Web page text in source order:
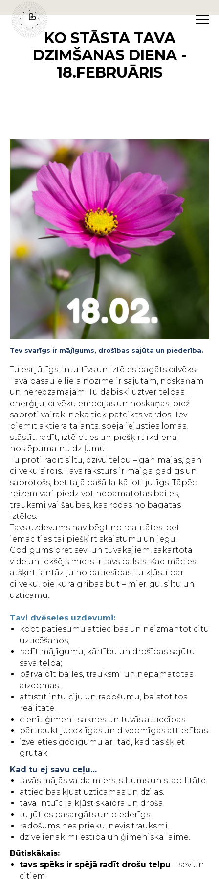
KO STĀSTA TAVA
DZIMŠANAS DIENA -
18.FEBRUĀRIS
Tev svarīgs ir mājīgums, drošības sajūta un piederība.
Tu esi jūtīgs, intuitīvs un iztēles bagāts cilvēks.
Tavā pasaulē liela nozīme ir sajūtām, noskaņām
un neredzamajam. Tu dabiski uztver telpas
enerģiju, cilvēku emocijas un noskaņas, bieži
saproti vairāk, nekā tiek pateikts vārdos. Tev
piemīt aktiera talants, spēja iejusties lomās,
stāstīt, radīt, iztēloties un piešķirt ikdienai
noslēpumainu dziļumu.
Tu proti radīt siltu, dzīvu telpu – gan mājās, gan
cilvēku sirdīs. Tavs raksturs ir maigs, gādīgs un
saprotošs, bet tajā pašā laikā ļoti jutīgs. Tāpēc
reizēm vari piedzīvot nepamatotas bailes,
trauksmi vai šaubas, kas rodas no bagātās
iztēles.
Tavs uzdevums nav bēgt no realitātes, bet
iemācīties tai piešķirt skaistumu un jēgu.
Godīgums pret sevi un tuvākajiem, sakārtota
vide un iekšējs miers ir tavs balsts. Kad mācies
atšķirt fantāziju no patiesības, tu kļūsti par
cilvēku, pie kura gribas būt – mierīgu, siltu un
uzticamu.
Tavi dvēseles uzdevumi:
kopt patiesumu attiecībās un neizmantot citu
uzticēšanos;
radīt mājīgumu, kārtību un drošības sajūtu
savā telpā;
pārvaldīt bailes, trauksmi un nepamatotas
aizdomas.
attīstīt intuīciju un radošumu, balstot tos
realitātē.
cienīt ģimeni, saknes un tuvās attiecības.
pārtraukt juceklīgas un divdomīgas attiecības.
izvēlēties godīgumu arī tad, kad tas šķiet
grūtāk.
Kad tu ej savu ceļu…
tavās mājās valda miers, siltums un stabilitāte.
attiecības kļūst uzticamas un dziļas.
tava intuīcija kļūst skaidra un droša.
tu jūties pasargāts un piederīgs.
radošums nes prieku, nevis trauksmi.
dzīvē ienāk mīlestība un ģimeniska laime.
Būtiskākais:
tavs spēks ir spējā radīt drošu telpu – sev un
citiem;